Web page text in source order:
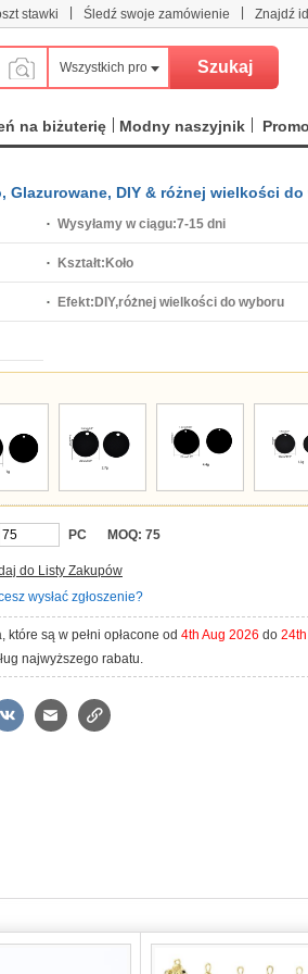
stawki Śledź swoje zamówienie Znajdź
Wszystkich produktów
na biżuterię Modny naszyjnik
Glazurowane, DIY & różnej wielkości
Wysyłamy w ciągu:7-15 dni
Kształt: Koło
Efekt: DIY,różnej wielkości do wyboru
PC MOQ: 75
do Listy Zakupów
wysłać zgłoszenie?
są w pełni opłacone od 4th Aug 2026 do
najwyższego rabatu.